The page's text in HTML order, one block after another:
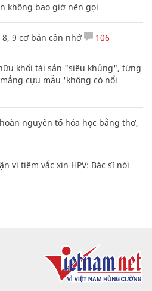
không bao giờ nên gọi
9 cơ bản cần nhớ 106
khối tài sản "siêu khủng", từng
cựu mẫu 'không có nổi
nguyên tố hóa học bằng thơ,
vì tiêm vắc xin HPV: Bác sĩ nói